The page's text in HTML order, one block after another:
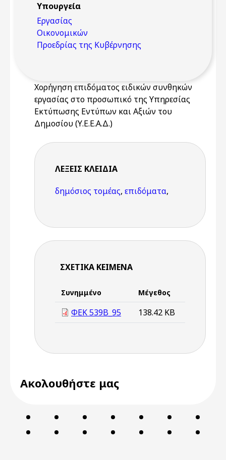
Υπουργεία
Εργασίας
Οικονομικών
Προεδρίας της Κυβέρνησης
Χορήγηση επιδόματος ειδικών συνθηκών
εργασίας στο προσωπικό της Υπηρεσίας
Εκτύπωσης Εντύπων και Αξιών του
Δημοσίου (Υ.Ε.Ε.Α.Δ.)
ΛΈΞΕΙΣ KΛΕΙΔΙΆ
δημόσιος τομέας, επιδόματα,
ΣΧΕΤΙΚΆ ΚΕΊΜΕΝΑ
Συνημμένο Μέγεθος
ΦΕΚ 539B_95 138.42 KB
Ακολουθήστε μας